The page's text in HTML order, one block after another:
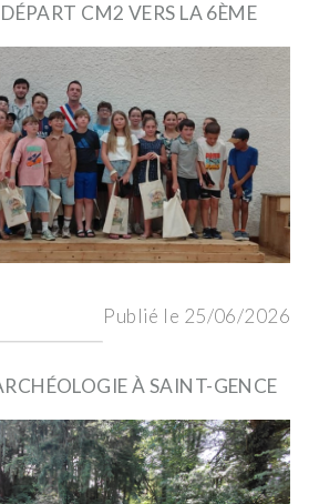
CM2 VERS LA 6ÈME
Publié le 25/06/2026
À SAINT-GENCE